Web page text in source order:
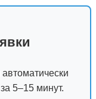
5–15 минут.